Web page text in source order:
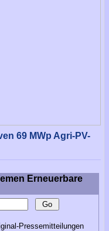
69 MWp Agri-PV-
Erneuerbare
Pressemitteilungen